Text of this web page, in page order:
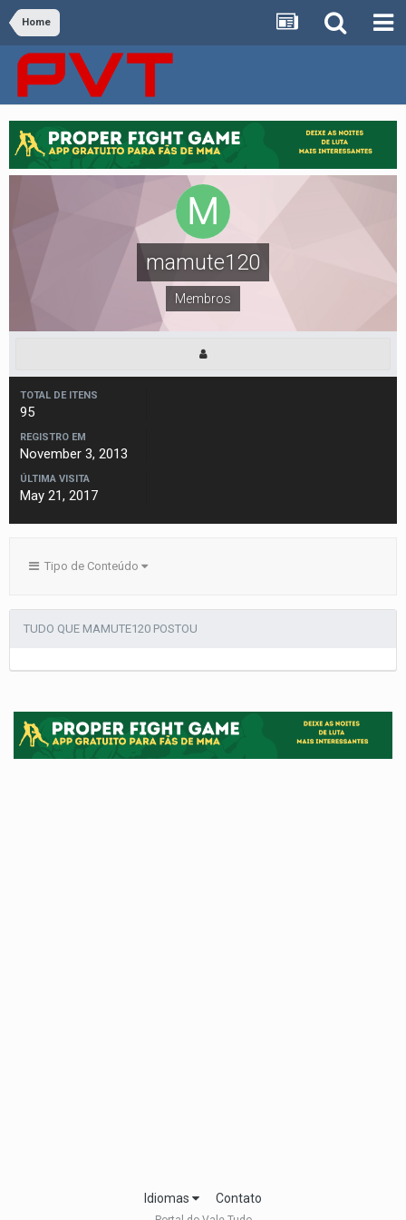
Home
mamute120
Membros
TOTAL DE ITENS
95
REGISTRO EM
November 3, 2013
ÚLTIMA VISITA
May 21, 2017
Tipo de Conteúdo
TUDO QUE MAMUTE120 POSTOU
Idiomas Contato